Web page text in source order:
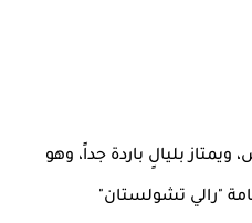
بليالٍ باردة جداً، وهو
"رالي تشولستان"